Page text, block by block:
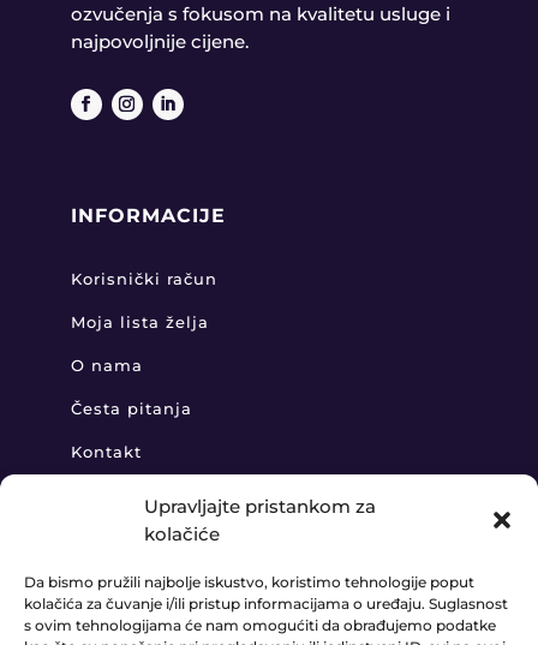
Upravljajte pristankom za
kolačiće
Da bismo pružili najbolje iskustvo, koristimo tehnologije poput
kolačića za čuvanje i/ili pristup informacijama o uređaju. Suglasnost
s ovim tehnologijama će nam omogućiti da obrađujemo podatke
ozvučenja s fokusom na kvalitetu usluge i
najpovoljnije cijene.
INFORMACIJE
Korisnički račun
Moja lista želja
O nama
Česta pitanja
Kontakt
 +385 91 888 6406